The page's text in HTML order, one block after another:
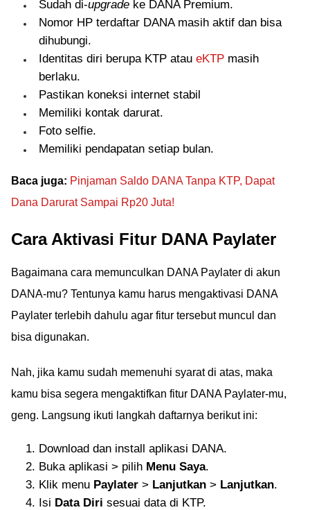
Sudah di-upgrade ke DANA Premium.
Nomor HP terdaftar DANA masih aktif dan bisa
dihubungi.
Identitas diri berupa KTP atau eKTP masih
berlaku.
Pastikan koneksi internet stabil
Memiliki kontak darurat.
Foto selfie.
Memiliki pendapatan setiap bulan.
Baca juga: Pinjaman Saldo DANA Tanpa KTP, Dapat
Dana Darurat Sampai Rp20 Juta!
Cara Aktivasi Fitur DANA Paylater
Bagaimana cara memunculkan DANA Paylater di akun
DANA-mu? Tentunya kamu harus mengaktivasi DANA
Paylater terlebih dahulu agar fitur tersebut muncul dan
bisa digunakan.
Nah, jika kamu sudah memenuhi syarat di atas, maka
kamu bisa segera mengaktifkan fitur DANA Paylater-mu,
geng. Langsung ikuti langkah daftarnya berikut ini:
Download dan install aplikasi DANA.
Buka aplikasi > pilih Menu Saya.
Klik menu Paylater > Lanjutkan > Lanjutkan.
Isi Data Diri sesuai data di KTP.